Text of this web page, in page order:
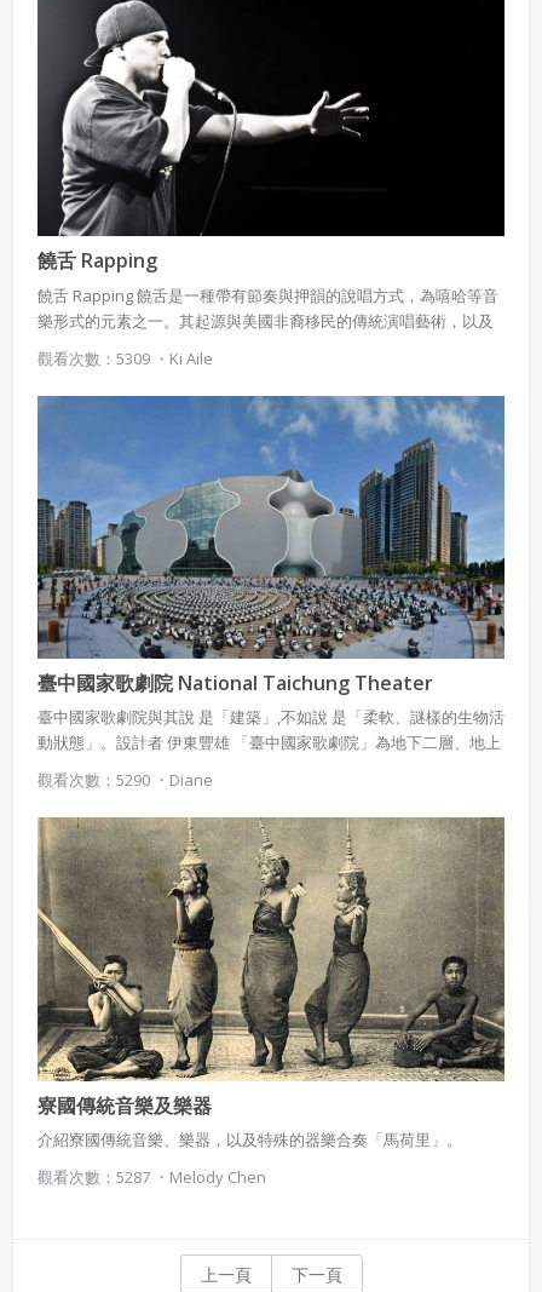
饒舌 Rapping
饒舌 Rapping 饒舌是一種帶有節奏與押韻的說唱方式，為嘻哈等音
樂形式的元素之一。其起源與美國非裔移民的傳統演唱藝術，以及
國最後的草根藝術，如今已成為全球文化。饒舌音樂於1970年代興
起，稱為嘻哈音樂文化複合體的一部分。在所有流行音樂類型當
中，沒有一種可以比饒舌音樂更能激起熱烈的公眾辯論。
觀看次數：5309 ・ Ki Aile
臺中國家歌劇院 National Taichung Theater
臺中國家歌劇院與其說 是「建築」,不如說 是「柔軟、謎樣的生物活
動狀態」。設計者 伊東豐雄 「臺中國家歌劇院」為地下二層、地上
六層建築物,位於臺中市西屯區七期重劃區, 面積約為5.7公頃,總樓地
板面積1萬5,473.25坪。定位為國際級水準及規模之表演機 構,兼具戲
劇人才培養與薪傳之文化單位;其功能為各類表演藝術場所,包括音樂
劇、現代劇、舞台劇、臺灣傳統戲曲、兒童劇等,總興建總經費達新
臺幣43.6億元, 有2014席具有國際水準的大劇院(Grand theatre)、
800席中劇院(Playhouse)、200席小 劇場(Black Box)、藝文工作
坊、藝術商場、行政辦公空間及停車空間等。 本篇17-19頁圖片由吳
榮峰先生提供
觀看次數：5290 ・ Diane
寮國傳統音樂及樂器
介紹寮國傳統音樂、樂器，以及特殊的器樂合奏「馬荷里」。
觀看次數：5287 ・ Melody Chen
上一頁 下一頁